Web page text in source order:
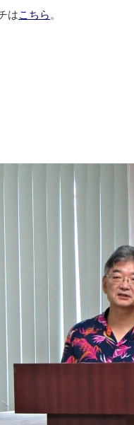
はこちら 。